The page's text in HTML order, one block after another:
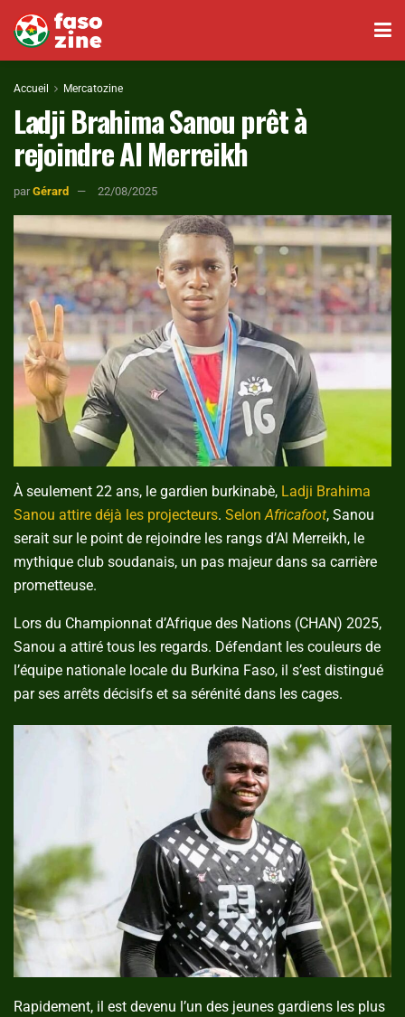
Accueil Mercatozine
Ladji Brahima Sanou prêt à
rejoindre Al Merreikh
par Gérard 22/08/2025
À seulement 22 ans, le gardien burkinabè, Ladji Brahima
Sanou attire déjà les projecteurs. SelonAfricafoot, Sanou
serait sur le point de rejoindre les rangs d’Al Merreikh, le
mythique club soudanais, un pas majeur dans sa carrière
prometteuse.
Lors du Championnat d’Afrique des Nations (CHAN) 2025,
Sanou a attiré tous les regards. Défendant les couleurs de
l’équipe nationale locale du Burkina Faso, il s’est distingué
par ses arrêts décisifs et sa sérénité dans les cages.
Rapidement, il est devenu l’un des jeunes gardiens les plus